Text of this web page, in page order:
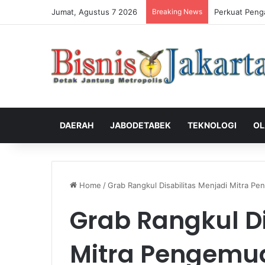
Jumat, Agustus 7 2026 Breaking News Perkuat
DAERAH JABODETABEK TEKNOLOGI
Home /Grab Rangkul Disabilitas Menjadi Mitra
Grab Rangkul
Mitra